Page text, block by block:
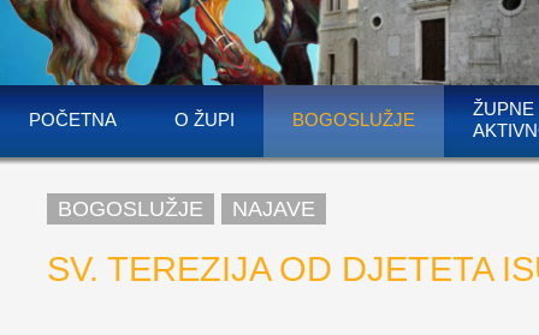
POČETNA O ŽUPI BOGOSLUŽJE
ŽUPNE
BOGOSLUŽJE NAJAVE
SV. TEREZIJA OD DJETETA